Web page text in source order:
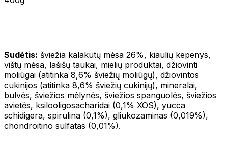
Sudėtis: šviežia kalakutų mėsa 26%, kiaulių kepenys,
vištų mėsa, lašišų taukai, mielių produktai, džiovinti
moliūgai (atitinka 8,6% šviežių moliūgų), džiovintos
cukinijos (atitinka 8,6% šviežių cukinijų), mineralai,
bulvės, šviežios mėlynės, šviežios spanguolės, šviežios
avietės, ksilooligosacharidai (0,1% XOS), yucca
schidigera, spirulina (0,1%), gliukozaminas (0,019%),
chondroitino sulfatas (0,01%).